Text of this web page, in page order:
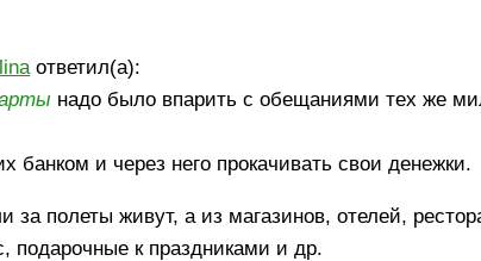
ответил(а):
надо было впарить с обещаниями тех же
банком и через него прокачивать свои денежки.
полеты живут, а из магазинов, отелей,
подарочные к праздниками и др.